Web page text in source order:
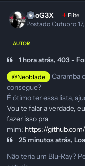
NeoG3X Elite
PostadoOutubro
AUTOR
1 hora atrás, 403 -
@Neoblade
Caramba
consegue?
É ótimo ter essa lista,
Vou te falar a verdade,
fazer isso pra
mim: https://
25 minutos atrás,
Não teria um Blu-Ray?